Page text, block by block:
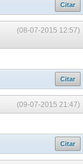
Citar
(08-07-2015 12:57)
Citar
(09-07-2015 21:47)
Citar